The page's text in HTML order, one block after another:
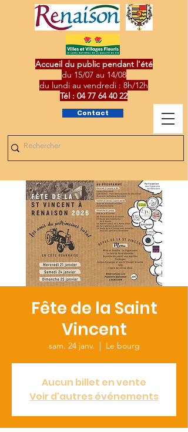
Contact
Accueil du public pendant l'été
du 15/07 au 14/08
du lundi au vendredi : 8h/12h
Tél : 04 77 64 40 22
Fête de la Saint
Vincent
sam. 24 janv.
  |
Le bourg
Aucun billet en vente
Voir d'autres événements